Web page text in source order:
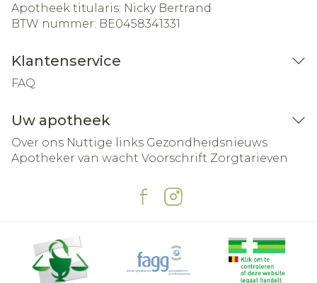
Apotheek titularis: Nicky Bertrand
BTW nummer: BE0458341331
Klantenservice
FAQ
Uw apotheek
Over ons Nuttige links Gezondheidsnieuws
Apotheker van wacht Voorschrift Zorgtarieven